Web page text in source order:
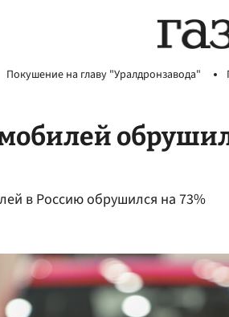
Покушение на главу "Уралдронзавода"
в Россию обрушился на 73%